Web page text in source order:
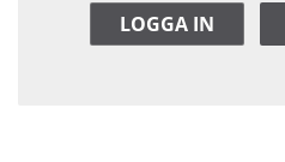
LOGGA IN